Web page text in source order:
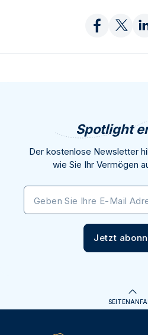
Spotlight
Der kostenlose Newsletter
wie Sie Ihr Vermögen
Geben Sie Ihre E-Mail
Jetzt